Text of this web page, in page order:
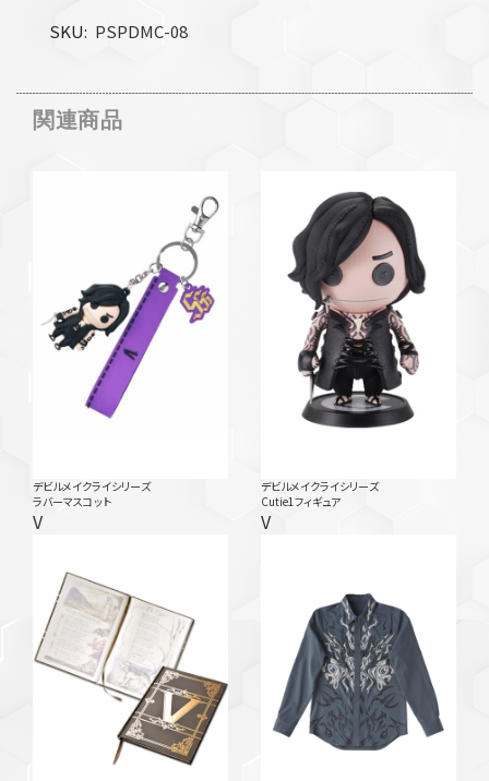
SKU
PSPDMC-08
関連商品
デビルメイクライシリーズ
ラバーマスコット
V
デビルメイクライシリーズ
Cutie1フィギュア
V